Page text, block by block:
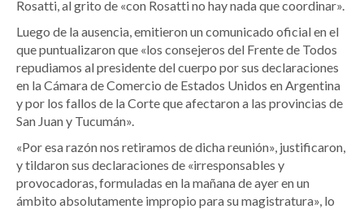
Rosatti, al grito de «con Rosatti no hay nada que coordinar».
Luego de la ausencia, emitieron un comunicado oficial en el
que puntualizaron que «los consejeros del Frente de Todos
repudiamos al presidente del cuerpo por sus declaraciones
en la Cámara de Comercio de Estados Unidos en Argentina
y por los fallos de la Corte que afectaron a las provincias de
San Juan y Tucumán».
«Por esa razón nos retiramos de dicha reunión», justificaron,
y tildaron sus declaraciones de «irresponsables y
provocadoras, formuladas en la mañana de ayer en un
ámbito absolutamente impropio para su magistratura», lo